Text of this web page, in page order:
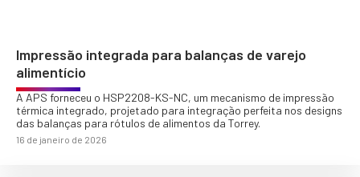
Impressão integrada para balanças de varejo
alimentício
A APS forneceu o HSP2208-KS-NC, um mecanismo de impressão
térmica integrado, projetado para integração perfeita nos designs
das balanças para rótulos de alimentos da Torrey.
16 de janeiro de 2026